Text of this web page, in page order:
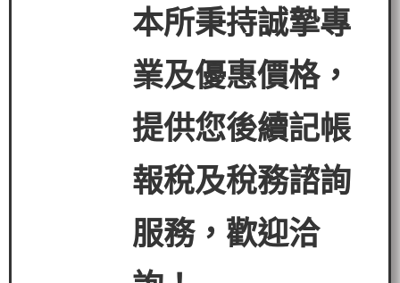
本所秉持誠摯專
業及優惠價格，
提供您後續記帳
報稅及稅務諮詢
服務，歡迎洽